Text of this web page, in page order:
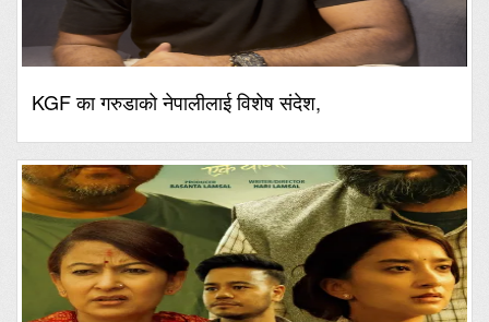
KGF का गरुडाको नेपालीलाई विशेष संदेश,